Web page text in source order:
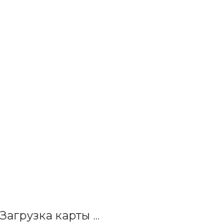
Загрузка карты ...